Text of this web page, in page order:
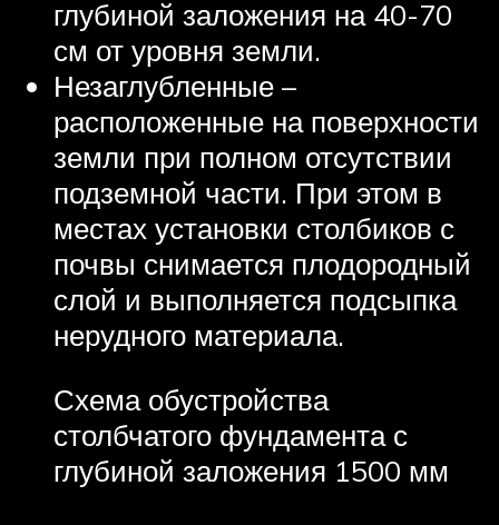
глубиной заложения на 40-70
см от уровня земли.
Незаглубленные –
расположенные на поверхности
земли при полном отсутствии
подземной части. При этом в
местах установки столбиков с
почвы снимается плодородный
слой и выполняется подсыпка
нерудного материала.
Схема обустройства
столбчатого фундамента с
глубиной заложения 1500 мм